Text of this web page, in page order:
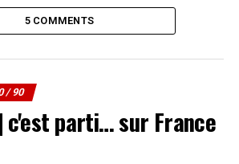
3 : France 1, Chirac 0 (1996-
sur France 5
c’est reparti ! Graffiti 90 à
sur France 5
5 COMMENTS
/ 90
parti… sur France